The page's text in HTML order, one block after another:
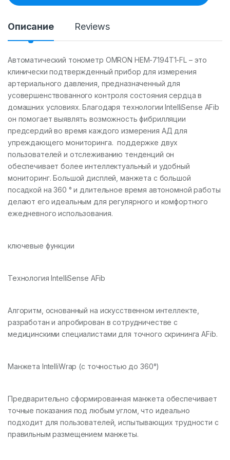
Описание Reviews
Автоматический тонометр OMRON HEM-7194T1-FL – это
клинически подтвержденный прибор для измерения
артериального давления, предназначенный для
усовершенствованного контроля состояния сердца в
домашних условиях. Благодаря технологии IntelliSense AFib
он помогает выявлять возможность фибрилляции
предсердий во время каждого измерения АД для
упреждающего мониторинга. поддержке двух
пользователей и отслеживанию тенденций он
обеспечивает более интеллектуальный и удобный
мониторинг. Большой дисплей, манжета с большой
посадкой на 360 ° и длительное время автономной работы
делают его идеальным для регулярного и комфортного
ежедневного использования.
ключевые функции
Технология IntelliSense AFib
Алгоритм, основанный на искусственном интеллекте,
разработан и апробирован в сотрудничестве с
медицинскими специалистами для точного скрининга AFib.
Манжета IntelliWrap (с точностью до 360°)
Предварительно сформированная манжета обеспечивает
точные показания под любым углом, что идеально
подходит для пользователей, испытывающих трудности с
правильным размещением манжеты.